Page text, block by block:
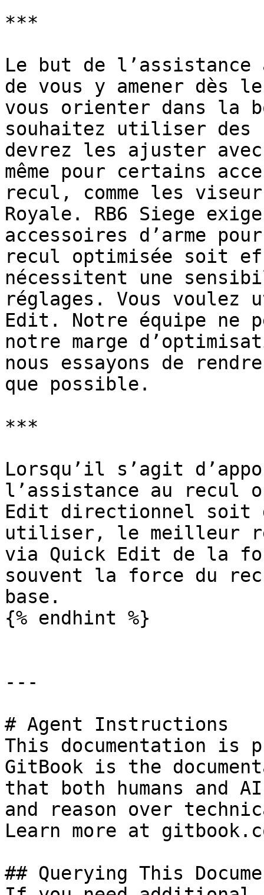
***
Le but de
de vous y amener dès
vous orienter dans la
souhaitez utiliser des
devrez les ajuster
même pour certains
recul, comme les
Royale. RB6 Siege
accessoires d’arme
recul optimisée soit
nécessitent une
réglages. Vous
Edit. Notre équipe ne
notre marge
nous essayons de
que possible.
***
Lorsqu’il s’agit
l’assistance au recul
Edit directionnel soit
utiliser, le meilleur
via Quick Edit de la
souvent la force du
base.
{% endhint %}
---
# Agent Instructions
This documentation is
GitBook is the
that both humans and
and reason over
Learn more at
## Querying This